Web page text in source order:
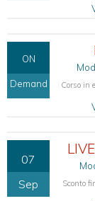
Certificazione
Aziendale
ISO
42001
LA
COMPLIANCE
Compliance
Regolamento
(UE)
ON
Demand Corso in
07
Sep
Sconto